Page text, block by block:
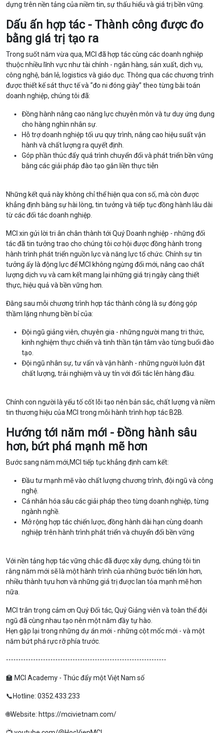
dựng trên nền tảng của niềm tin, sự thấu hiểu và giá trị bền vững.
Dấu ấn hợp tác - Thành công được đo
bằng giá trị tạo ra
Trong suốt năm vừa qua, MCI đã hợp tác cùng các doanh nghiệp
thuộc nhiều lĩnh vực như tài chính - ngân hàng, sản xuất, dịch vụ,
công nghệ, bán lẻ, logistics và giáo dục. Thông qua các chương trình
được thiết kế sát thực tế và “đo ni đóng giày” theo từng bài toán
doanh nghiệp, chúng tôi đã:
Đồng hành nâng cao năng lực chuyên môn và tư duy ứng dụng
cho hàng nghìn nhân sự.
Hỗ trợ doanh nghiệp tối ưu quy trình, nâng cao hiệu suất vận
hành và chất lượng ra quyết định.
Góp phần thúc đẩy quá trình chuyển đổi và phát triển bền vững
bằng các giải pháp đào tạo gắn liền thực tiễn
Những kết quả này không chỉ thể hiện qua con số, mà còn được
khẳng định bằng sự hài lòng, tin tưởng và tiếp tục đồng hành lâu dài
từ các đối tác doanh nghiệp.
MCI xin gửi lời tri ân chân thành tới Quý Doanh nghiệp - những đối
tác đã tin tưởng trao cho chúng tôi cơ hội được đồng hành trong
hành trình phát triển nguồn lực và năng lực tổ chức. Chính sự tin
tưởng ấy là động lực để MCI không ngừng đổi mới, nâng cao chất
lượng dịch vụ và cam kết mang lại những giá trị ngày càng thiết
thực, hiệu quả và bền vững hơn.
Đằng sau mỗi chương trình hợp tác thành công là sự đóng góp
thầm lặng nhưng bền bỉ của:
Đội ngũ giảng viên, chuyên gia - những người mang tri thức,
kinh nghiệm thực chiến và tinh thần tận tâm vào từng buổi đào
tạo.
Đội ngũ nhân sự, tư vấn và vận hành - những người luôn đặt
chất lượng, trải nghiệm và uy tín với đối tác lên hàng đầu.
Chính con người là yếu tố cốt lõi tạo nên bản sắc, chất lượng và niềm
tin thương hiệu của MCI trong mỗi hành trình hợp tác B2B.
Hướng tới năm mới - Đồng hành sâu
hơn, bứt phá mạnh mẽ hơn
Bước sang năm mới,MCI tiếp tục khẳng định cam kết:
Đầu tư mạnh mẽ vào chất lượng chương trình, đội ngũ và công
nghệ.
Cá nhân hóa sâu các giải pháp theo từng doanh nghiệp, từng
ngành nghề.
Mở rộng hợp tác chiến lược, đồng hành dài hạn cùng doanh
nghiệp trên hành trình phát triển và chuyển đổi bền vững
Với nền tảng hợp tác vững chắc đã được xây dựng, chúng tôi tin
rằng năm mới sẽ là một hành trình của những bước tiến lớn hơn,
nhiều thành tựu hơn và những giá trị được lan tỏa mạnh mẽ hơn
nữa.
MCI trân trọng cảm ơn Quý Đối tác, Quý Giảng viên và toàn thể đội
ngũ đã cùng nhau tạo nên một năm đầy tự hào.
Hẹn gặp lại trong những dự án mới - những cột mốc mới - và một
năm bứt phá rực rỡ phía trước.
-----------------------------------------------------------------
🏫 MCI Academy - Thúc đẩy một Việt Nam số
📞Hotline: 0352.433.233
🌐Website: https://mcivietnam.com/